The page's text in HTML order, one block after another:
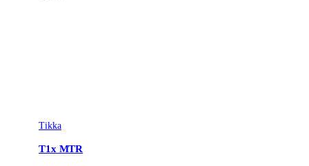
Tikka
T1x MTR